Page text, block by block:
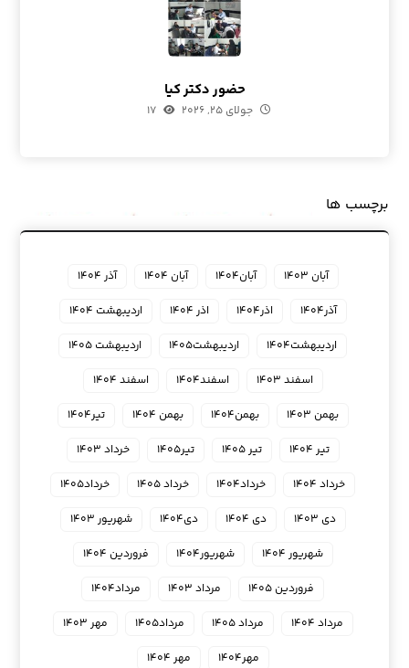
حضور دکتر کیا
جولای ۲۵, ۲۰۲۶ ۱۷
برچسب ها
آبان ۱۴۰۳ آبان۱۴۰۴ آبان ۱۴۰۴
آذر ۱۴۰۴
آذر۱۴۰۴
اذر۱۴۰۴ اذر ۱۴۰۴
اردیبهشت ۱۴۰۴
اردیبهشت۱۴۰۴
اردیبهشت۱۴۰۵
اردیبهشت ۱۴۰۵
اسفند ۱۴۰۳
اسفند۱۴۰۴
اسفند ۱۴۰۴
بهمن ۱۴۰۳
بهمن۱۴۰۴ بهمن ۱۴۰۴
تیر۱۴۰۴
تیر ۱۴۰۴
تیر ۱۴۰۵ تیر۱۴۰۵
خرداد ۱۴۰۳
خرداد ۱۴۰۴
خرداد۱۴۰۴ خرداد ۱۴۰۵
خرداد۱۴۰۵
دی ۱۴۰۳
دی ۱۴۰۴ دی۱۴۰۴
شهریور ۱۴۰۳
شهریور ۱۴۰۴
شهریور۱۴۰۴
فروردین ۱۴۰۴
فروردین ۱۴۰۵
مرداد ۱۴۰۳
مرداد۱۴۰۴
مرداد ۱۴۰۴
مرداد ۱۴۰۵ مرداد۱۴۰۵
مهر ۱۴۰۳
مهر۱۴۰۴
مهر ۱۴۰۴